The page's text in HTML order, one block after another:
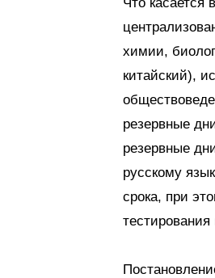
химии,
китайский),
резервные
резервные
русскому
срока, при